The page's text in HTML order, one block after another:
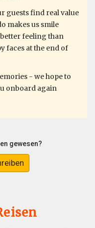
guests find real value
makes us smile
feeling than
faces at the end of
- we hope to
onboard again
gewesen?